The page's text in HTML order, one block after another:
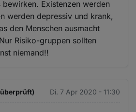
bewirken. Existenzen werden
werden depressiv und krank,
den Menschen ausmacht
Risiko-gruppen sollten
niemand!!
Di. 7 Apr 2020 - 11:30